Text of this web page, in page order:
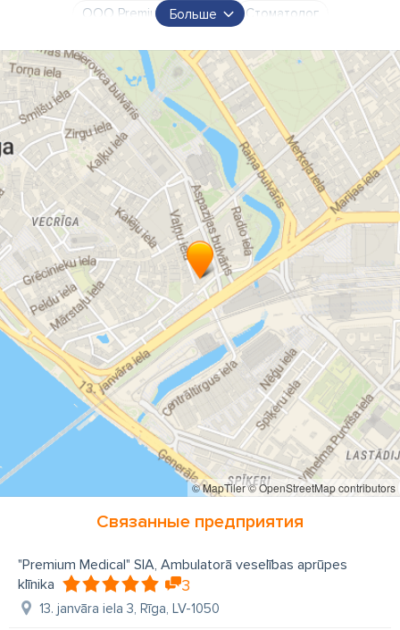
ООО Premium Medical
Стоматолог
адрес Premium Medical ООО
врач для мужчин
время работы Premium Medical ООО
зубной врач
зубные врачи
клиника Dental
клиника Premium Medical
клиника Premium Medical Стоматолог
консультации уролога
контакты клиника Premium Medical
лечение зубов
лечение простаты
недержание мочи
стоматолог
стоматологи
стоматология
уролог
хороший уролог центр здоровья
Больше
© MapTiler© OpenStreetMap contributors
Связанные предприятия
"Premium Medical" SIA, Ambulatorā veselības aprūpes
klīnika
3
13. janvāra iela 3, Rīga, LV-1050